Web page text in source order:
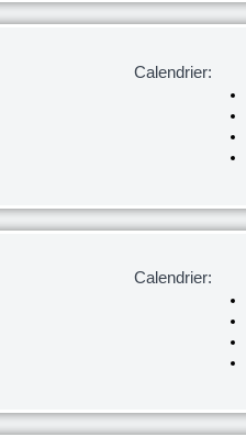
Calendrier:
Calendrier: